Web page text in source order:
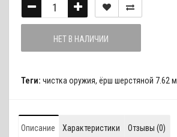
НЕТ В НАЛИЧИИ
Теги: чистка оружия, ёрш шерстяной 7.62
Описание Характеристики Отзывы (0)